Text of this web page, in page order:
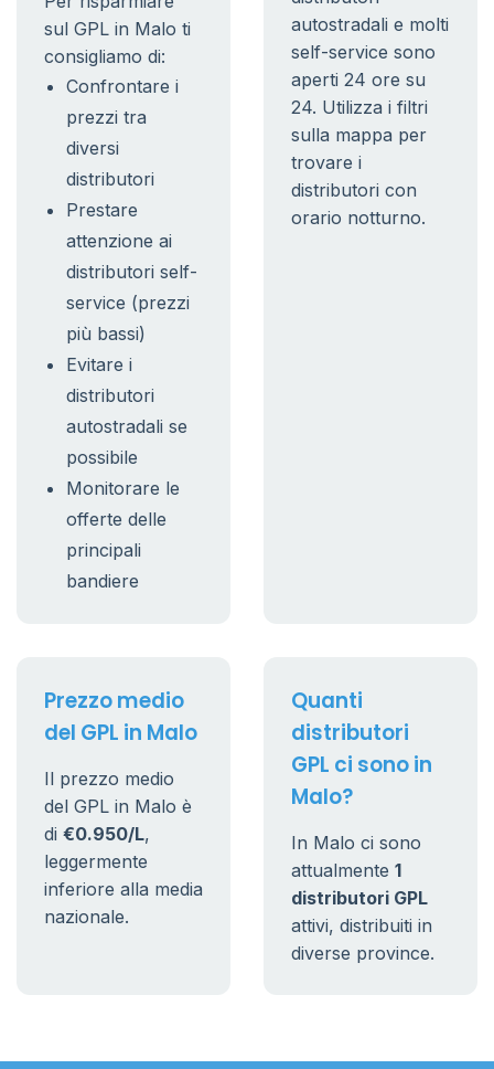
sul GPL in Malo ti
consigliamo di:
Confrontare i
prezzi tra
diversi
distributori
Prestare
attenzione ai
distributori self-
service (prezzi
più bassi)
Evitare i
distributori
autostradali se
possibile
Monitorare le
offerte delle
principali
bandiere
autostradali e molti
self-service sono
aperti 24 ore su
24. Utilizza i filtri
sulla mappa per
trovare i
distributori con
orario notturno.
Prezzo medio
del GPL in Malo
Il prezzo medio
del GPL in Malo è
di €0.950/L,
leggermente
inferiore alla media
nazionale.
Quanti
distributori
GPL ci sono in
Malo?
In Malo ci sono
attualmente 1
distributori GPL
attivi, distribuiti in
diverse province.